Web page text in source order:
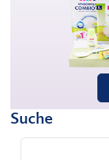
Suche